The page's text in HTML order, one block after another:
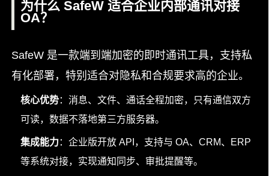
为什么 SafeW 适合企业内部通讯对接
OA？
SafeW 是一款端到端加密的即时通讯工具，支持私
有化部署，特别适合对隐私和合规要求高的企业。
核心优势：消息、文件、通话全程加密，只有通信双方
可读，数据不落地第三方服务器。
集成能力：企业版开放 API，支持与 OA、CRM、ERP
等系统对接，实现通知同步、审批提醒等。